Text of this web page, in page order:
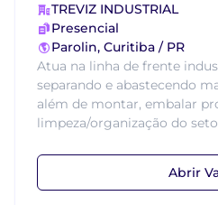
TREVIZ INDUSTRIAL
Presencial
Parolin, Curitiba / PR
Atua na linha de frente
separando e abastecendo
além de montar, embalar
limpeza/organização do
Abrir